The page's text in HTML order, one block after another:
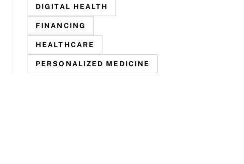
DIGITAL HEALTH
FINANCING
HEALTHCARE
PERSONALIZED MEDICINE